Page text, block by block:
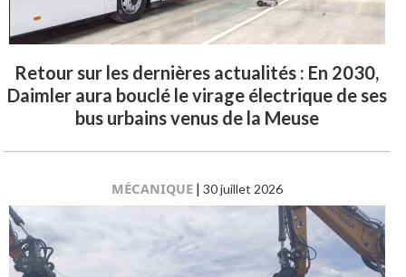
Retour sur les dernières actualités : En 2030,
Daimler aura bouclé le virage électrique de ses
bus urbains venus de la Meuse
MÉCANIQUE| 30 juillet 2026